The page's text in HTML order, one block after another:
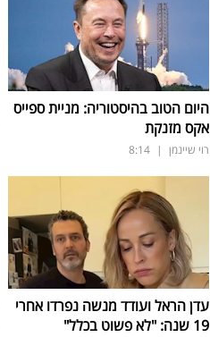
היום הטוב בהיסטוריה: מניית ספייס
אקס מזנקת
רוי שיינמן |
8:14
עדן הראל ועודד מנשה נפרדו אחרי
19 שנה: "לא פשוט בכלל"